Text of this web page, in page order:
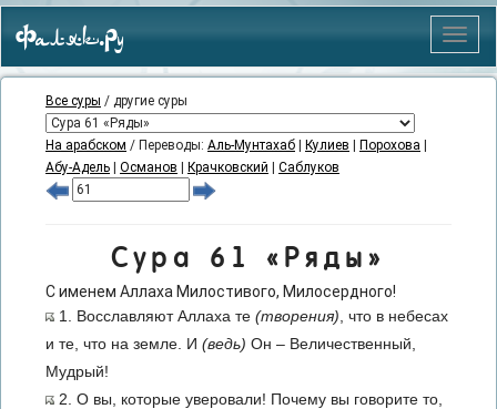
Меню
Фаляк.Ру
Все суры / другие суры
На арабском / Переводы: Аль-Мунтахаб Кулиев Порохова
Абу-Адель
Османов Крачковский Саблуков
Сура 61 «Ряды»
С именем Аллаха Милостивого, Милосердного!
1. Восславляют Аллаха те (творения) , что в небесах
и те, что на земле. И (ведь) Он – Величественный,
Мудрый!
2. О вы, которые уверовали! Почему вы говорите то,